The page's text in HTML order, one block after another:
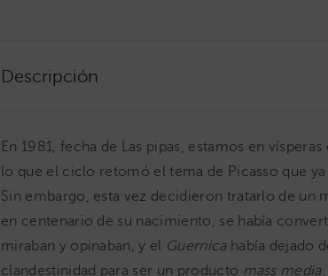
Descripción
En 1981, fecha de Las pipas, estamos en
lo que el ciclo retomó el tema de Picasso que
Sin embargo, esta vez decidieron tratarlo de un
en centenario de su nacimiento, se había
miraban y opinaban, y el Guernicahabía dejado
clandestinidad para ser un producto mass media.